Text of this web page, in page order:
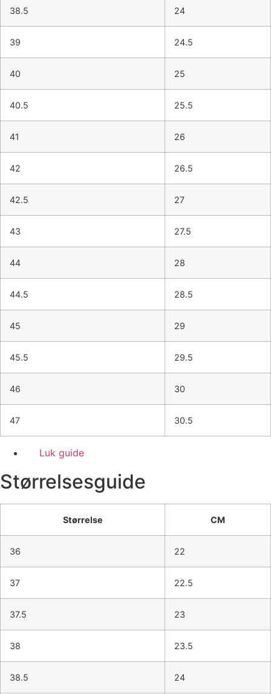
38.5 24
39 24.5
40 25
40.5 25.5
41 26
42 26.5
42.5 27
43 27.5
44 28
44.5 28.5
45 29
45.5 29.5
46 30
47 30.5
Luk guide
Størrelsesguide
Størrelse CM
36 22
37 22.5
37.5 23
38 23.5
38.5 24